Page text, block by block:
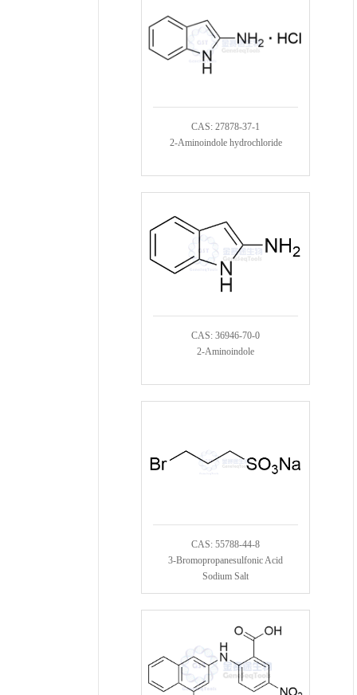
CAS: 27878-37-1
2-Aminoindole hydrochloride
CAS: 36946-70-0
2-Aminoindole
CAS: 55788-44-8
3-Bromopropanesulfonic Acid
Sodium Salt